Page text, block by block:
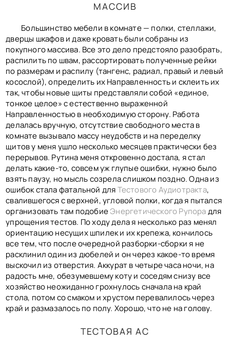
МАССИВ
Большинство мебели в комнате — полки, стеллажи,
дверцы шкафов и даже кровать были собраны из
покупного массива. Все это дело предстояло разобрать,
распилить по швам, рассортировать полученные рейки
по размерам и распилу (тангенс, радиал, правый и левый
косослой), определить их Направленность и склеить их
так, чтобы новые щиты представляли собой «единое,
тонкое целое» с естественно выраженной
Направленностью в необходимую сторону. Работа
делалась вручную, отсутствие свободного места в
комнате вызывало массу неудобств и на переделку
щитов у меня ушло несколько месяцев практически без
перерывов. Рутина меня откровенно достала, я стал
делать какие-то, совсем уж глупые ошибки, нужно было
взять паузу, но мысль созрела слишком поздно. Одна из
ошибок стала фатальной дляТестового Аудиотракта,
свалившегося с верхней, угловой полки, когда я пытался
организовать там подобиеЭнергетического Рупорадля
упрощения тестов. По ходу дела я несколько раз менял
ориентацию несущих шпилек и их крепежа, кончилось
все тем, что после очередной разборки-сборки я не
расклинил один из дюбелей и он через какое-то время
выскочил из отверстия. Аккурат в четыре часа ночи, на
радость мне, обезумевшему коту и соседям снизу все
хозяйство неожиданно грохнулось сначала на край
стола, потом со смаком и хрустом перевалилось через
край и размазалось по полу. Хорошо, что не на голову.
ТЕСТОВАЯ АС